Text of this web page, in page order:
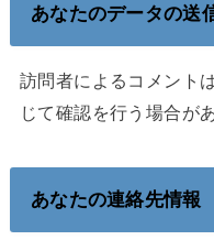
あなたのデータの送
訪問者によるコメント
じて確認を行う場合が
あなたの連絡先情報